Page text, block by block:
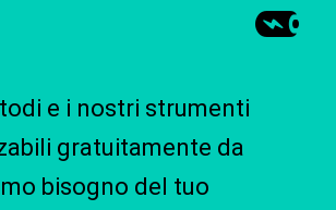
e i nostri strumenti
gratuitamente da
bisogno del tuo